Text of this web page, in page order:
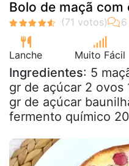
Bolo de maçã com
Lanche Muito Fácil
Ingredientes: 5
gr de açúcar 2 ovos
gr de açúcar
fermento químico